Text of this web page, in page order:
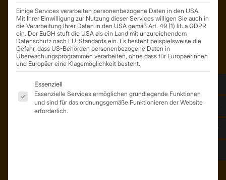
Tel.: +49 341 520 19 139
ÜBER UNS
Einige Services verarbeiten personenbezogene Daten in den USA.
Mit Ihrer Einwilligung zur Nutzung dieser Services willigen Sie auch in
die Verarbeitung Ihrer Daten in den USA gemäß Art. 49 (1) lit. a GDPR
ein. Der EuGH stuft die USA als ein Land mit unzureichendem
Datenschutz nach EU-Standards ein. Es besteht beispielsweise die
Gefahr, dass US-Behörden personenbezogene Daten in
Überwachungsprogrammen verarbeiten, ohne dass für Europäerinnen
und Europäer eine Klagemöglichkeit besteht.
Es folgt eine Liste der Service-Gruppen, für die eine
Essenziell
Essenzielle Services ermöglichen grundlegende Funktionen
und sind für das ordnungsgemäße Funktionieren der Website
erforderlich.